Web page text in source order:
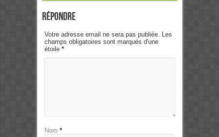
Répondre
Votre adresse email ne sera pas publiée. Les
champs obligatoires sont marqués d'une
étoile *
Nom *